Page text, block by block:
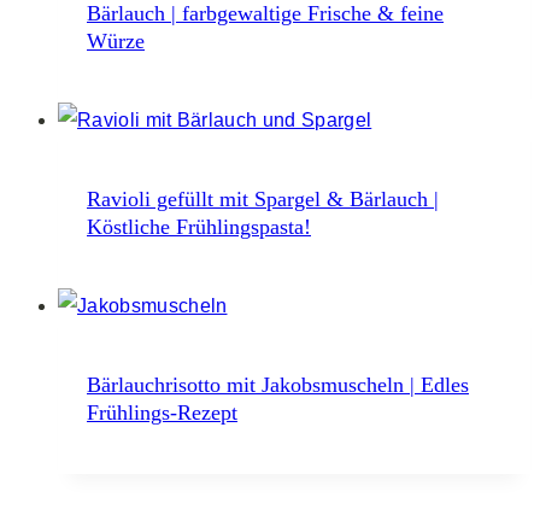
Bärlauch | farbgewaltige Frische & feine
Würze
Ravioli gefüllt mit Spargel & Bärlauch |
Köstliche Frühlingspasta!
Bärlauchrisotto mit Jakobsmuscheln | Edles
Frühlings-Rezept